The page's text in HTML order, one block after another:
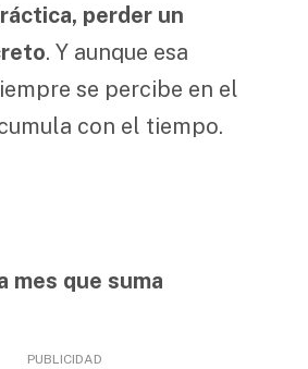
perder un
. Y aunque esa
se percibe en el
con el tiempo.
mes que suma
PUBLICIDAD